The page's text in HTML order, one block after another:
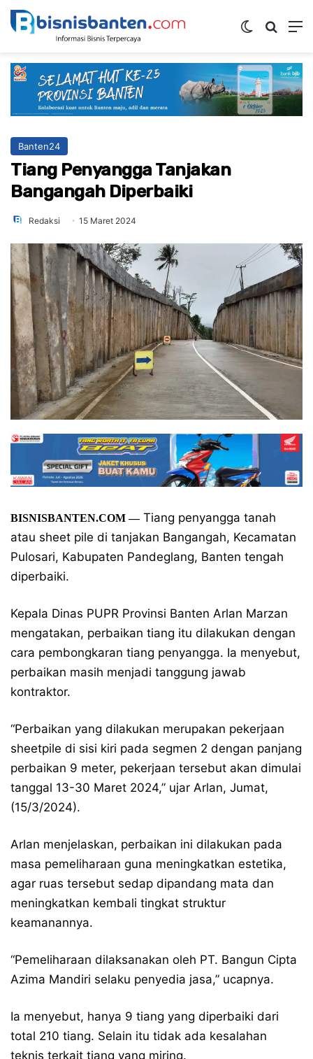
Switch skin
Banten24
Tiang Penyangga Tanjakan
Bangangah Diperbaiki
Redaksi 15 Maret 2024
BISNISBANTEN.COM —Tiang penyangga tanah
atau sheet pile di tanjakan Bangangah, Kecamatan
Pulosari, Kabupaten Pandeglang, Banten tengah
diperbaiki.
Kepala Dinas PUPR Provinsi Banten Arlan Marzan
mengatakan, perbaikan tiang itu dilakukan dengan
cara pembongkaran tiang penyangga. Ia menyebut,
perbaikan masih menjadi tanggung jawab
kontraktor.
“Perbaikan yang dilakukan merupakan pekerjaan
sheetpile di sisi kiri pada segmen 2 dengan panjang
perbaikan 9 meter, pekerjaan tersebut akan dimulai
tanggal 13-30 Maret 2024,” ujar Arlan, Jumat,
(15/3/2024).
Arlan menjelaskan, perbaikan ini dilakukan pada
masa pemeliharaan guna meningkatkan estetika,
agar ruas tersebut sedap dipandang mata dan
meningkatkan kembali tingkat struktur
keamanannya.
“Pemeliharaan dilaksanakan oleh PT. Bangun Cipta
Azima Mandiri selaku penyedia jasa,” ucapnya.
Ia menyebut, hanya 9 tiang yang diperbaiki dari
total 210 tiang. Selain itu tidak ada kesalahan
teknis terkait tiang yang miring.